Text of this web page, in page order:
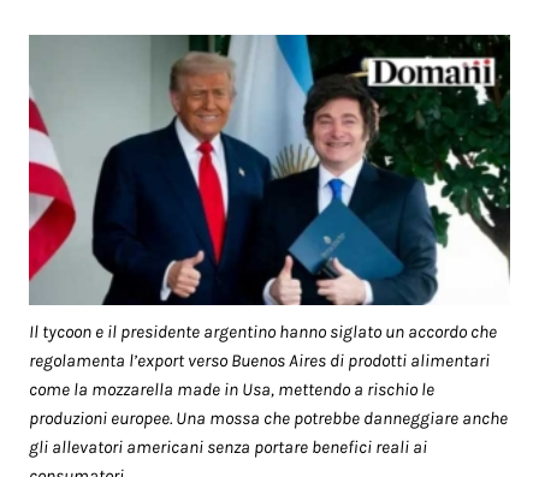
Il tycoon e il presidente argentino hanno siglato un accordo che
regolamenta l’export verso Buenos Aires di prodotti alimentari
come la mozzarella made in Usa, mettendo a rischio le
produzioni europee. Una mossa che potrebbe danneggiare anche
gli allevatori americani senza portare benefici reali ai